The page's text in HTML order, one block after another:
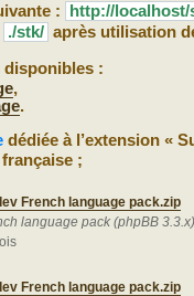
:
http://localhost/
./stk/ après utilisation
:
,
.
dédiée à l’extension «
;
French language pack.zip
language pack (phpBB 3.3.x).
French language pack.zip